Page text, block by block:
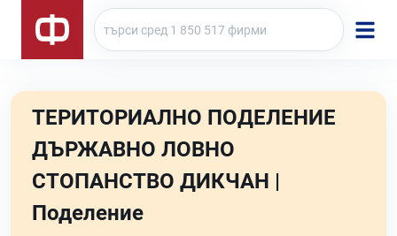
ТЕРИТОРИАЛНО ПОДЕЛЕНИЕ
ДЪРЖАВНО ЛОВНО
СТОПАНСТВО ДИКЧАН |
Поделение